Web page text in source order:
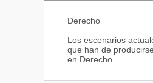
Derecho
Los escenarios
que han de
en Derecho